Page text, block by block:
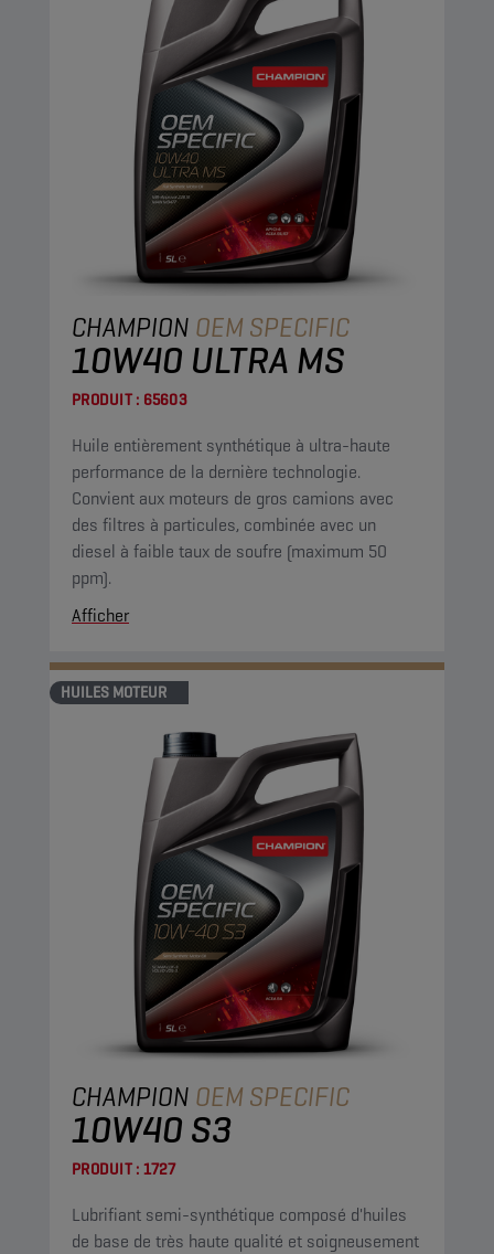
CHAMPION OEM SPECIFIC
10W40 ULTRA MS
PRODUIT : 65603
Huile entièrement synthétique à ultra-haute
performance de la dernière technologie.
Convient aux moteurs de gros camions avec
des filtres à particules, combinée avec un
diesel à faible taux de soufre (maximum 50
ppm).
Afficher
HUILES MOTEUR
CHAMPION OEM SPECIFIC
10W40 S3
PRODUIT : 1727
Lubrifiant semi-synthétique composé d'huiles
de base de très haute qualité et soigneusement